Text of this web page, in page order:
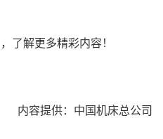
了解更多精彩内容！
内容提供：中国机床总公司